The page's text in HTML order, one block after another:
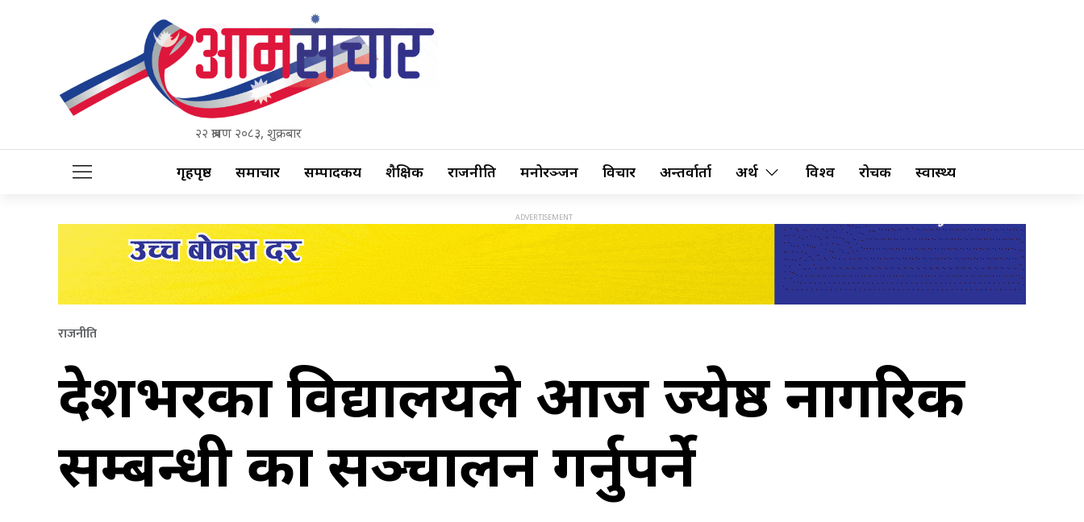
२२ श्रावण २०८३, शुक्रबार
गृहपृष्ठ समाचार सम्पादकीय शैक्षिक राजनीति मनोरञ्जन विचार अन्तर्वार्ता अर्थ विश्व रोचक स्वास्थ्य
राजनीति
देशभरका विद्यालयले आज ज्येष्ठ नागरिक
सम्बन्धी कक्षा सञ्चालन गर्नुपर्ने